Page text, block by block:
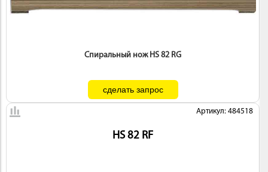
Спиральный нож HS 82 RG
Артикул: 484518
HS 82 RF